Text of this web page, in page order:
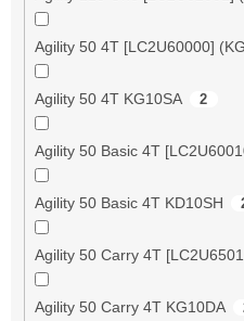
Agility 50 4T [LC2U60000]
Agility 50 4T KG10SA 2
Agility 50 Basic 4T
Agility 50 Basic 4T KD10SH
Agility 50 Carry 4T
Agility 50 Carry 4T KG10DA